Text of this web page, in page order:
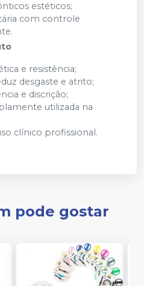
estéticos;
com controle
e resistência;
desgaste e atrito;
e discrição;
utilizada na
clínico profissional.
pode gostar